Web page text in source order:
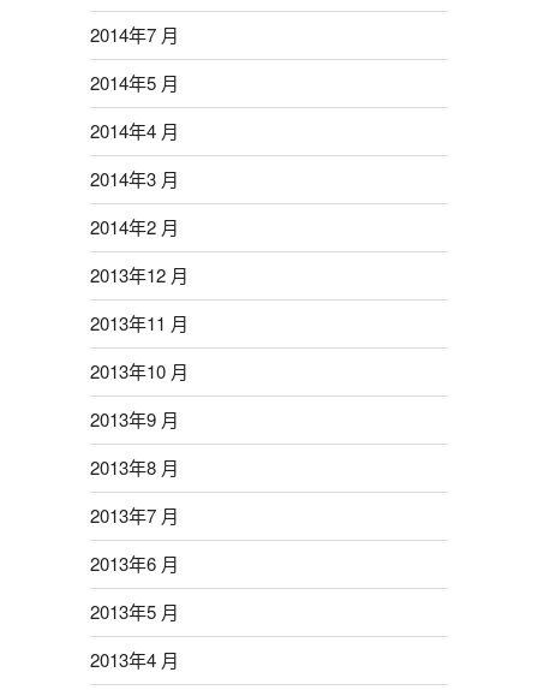
2014年7 月
2014年5 月
2014年4 月
2014年3 月
2014年2 月
2013年12 月
2013年11 月
2013年10 月
2013年9 月
2013年8 月
2013年7 月
2013年6 月
2013年5 月
2013年4 月